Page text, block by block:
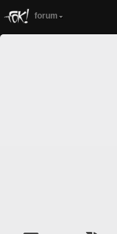
forum